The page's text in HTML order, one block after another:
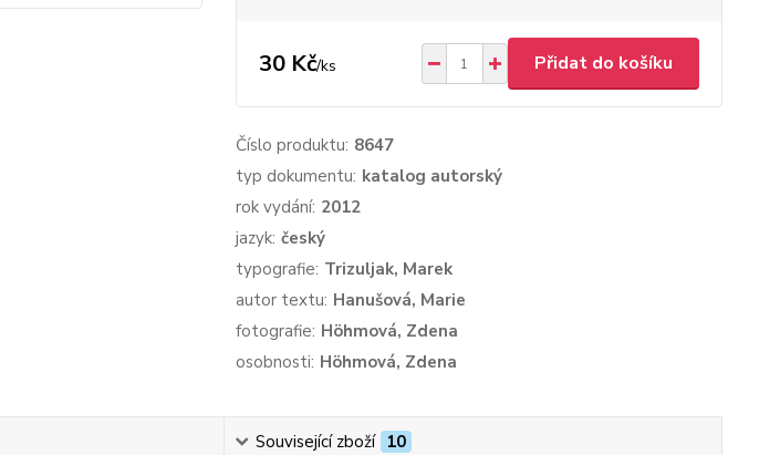
30 Kč/ks Přidat do košíku
Číslo produktu: 8647
typ dokumentu: katalog autorský
rok vydání: 2012
jazyk: český
typografie: Trizuljak, Marek
autor textu: Hanušová, Marie
fotografie: Höhmová, Zdena
osobnosti: Höhmová, Zdena
Související zboží 10